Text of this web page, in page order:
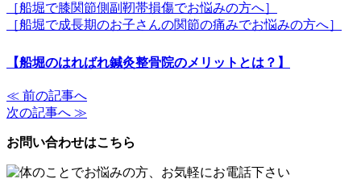
［船堀で膝関節側副靭帯損傷でお悩みの方へ］
［船堀で成長期のお子さんの関節の痛みでお悩みの方へ］
【船堀のはればれ鍼灸整骨院のメリットとは？】
≪ 前の記事へ
次の記事へ ≫
お問い合わせはこちら